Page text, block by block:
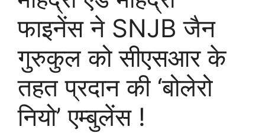
फाइनेंस ने SNJB जैन
गुरुकुल को सीएसआर के
तहत प्रदान की ‘बोलेरो
नियो’ एम्बुलेंस !